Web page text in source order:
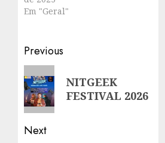
Em "Geral"
Post
navigation
Previous
Previous
post:
NITGEEK
FESTIVAL 2026
Next